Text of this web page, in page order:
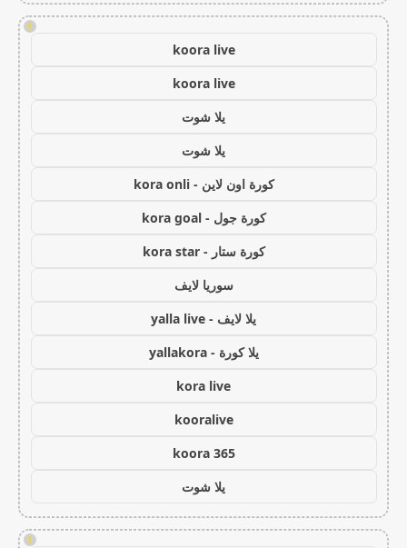
!
koora live
koora live
يلا شوت
يلا شوت
كورة اون لاين - kora onli
كورة جول - kora goal
كورة ستار - kora star
سوريا لايف
يلا لايف - yalla live
يلا كورة - yallakora
kora live
kooralive
koora 365
يلا شوت
!